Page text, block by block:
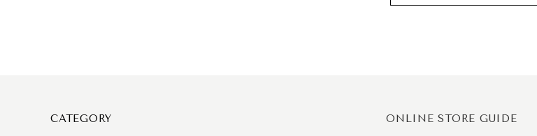
CATEGORY ONLINE STORE GUIDE